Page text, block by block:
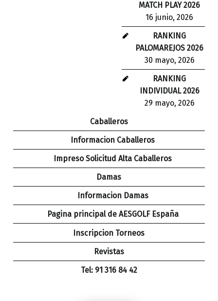
MATCH PLAY 2026
16 junio, 2026
RANKING
PALOMAREJOS 2026
30 mayo, 2026
RANKING
INDIVIDUAL 2026
29 mayo, 2026
Caballeros
Informacion Caballeros
Impreso Solicitud Alta Caballeros
Damas
Informacion Damas
Pagina principal de AESGOLF España
Inscripcion Torneos
Revistas
Tel: 91 316 84 42